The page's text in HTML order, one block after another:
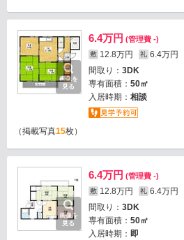
画像を
見る
6.4万円 (管理費 -)
敷 12.8万円 礼 6.4万円
間取り： 3DK
専有面積： 50㎡
入居時期： 相談
（掲載写真15枚）
画像を
見る
6.4万円 (管理費 -)
敷 12.8万円 礼 6.4万円
間取り： 3DK
専有面積： 50㎡
入居時期： 即